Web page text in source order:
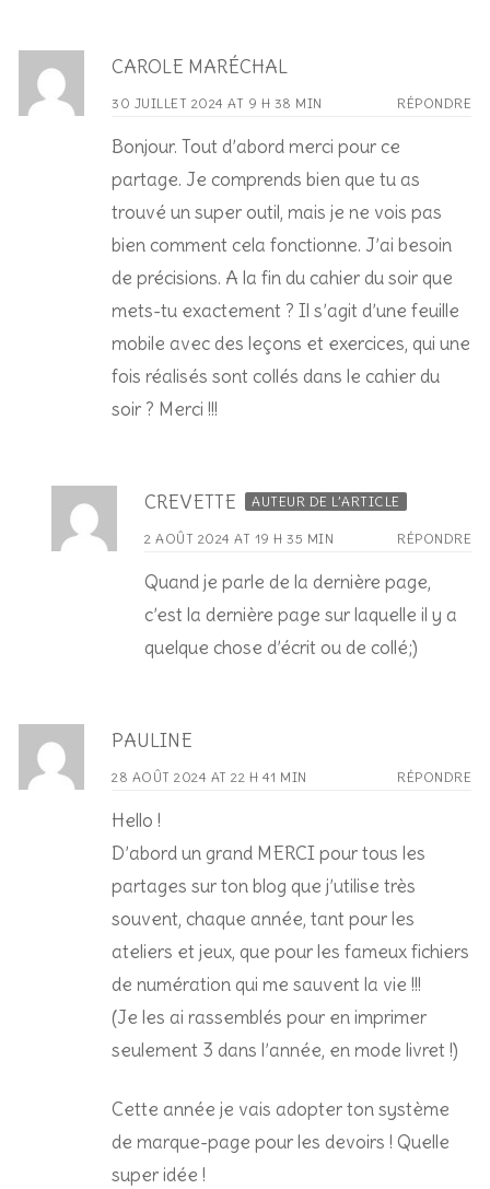
CAROLE MARÉCHAL
30 JUILLET 2024 AT 9 H 38 MIN RÉPONDRE
Bonjour. Tout d’abord merci pour ce
partage. Je comprends bien que tu as
trouvé un super outil, mais je ne vois pas
bien comment cela fonctionne. J’ai besoin
de précisions. A la fin du cahier du soir que
mets-tu exactement ? Il s’agit d’une feuille
mobile avec des leçons et exercices, qui une
fois réalisés sont collés dans le cahier du
soir ? Merci !!!
CREVETTE AUTEUR DE L’ARTICLE
2 AOÛT 2024 AT 19 H 35 MIN RÉPONDRE
Quand je parle de la dernière page,
c’est la dernière page sur laquelle il y a
quelque chose d’écrit ou de collé;)
PAULINE
28 AOÛT 2024 AT 22 H 41 MIN RÉPONDRE
Hello !
D’abord un grand MERCI pour tous les
partages sur ton blog que j’utilise très
souvent, chaque année, tant pour les
ateliers et jeux, que pour les fameux fichiers
de numération qui me sauvent la vie !!!
(Je les ai rassemblés pour en imprimer
seulement 3 dans l’année, en mode livret !)
Cette année je vais adopter ton système
de marque-page pour les devoirs ! Quelle
super idée !